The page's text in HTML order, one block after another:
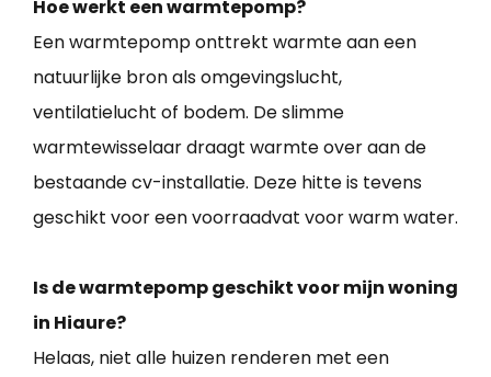
Hoe werkt een warmtepomp?
Een warmtepomp onttrekt warmte aan een
natuurlijke bron als omgevingslucht,
ventilatielucht of bodem. De slimme
warmtewisselaar draagt warmte over aan de
bestaande cv-installatie. Deze hitte is tevens
geschikt voor een voorraadvat voor warm water.
Is de warmtepomp geschikt voor mijn woning
in Hiaure?
Helaas, niet alle huizen renderen met een